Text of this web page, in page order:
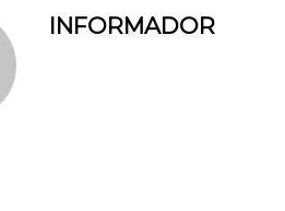
INFORMADOR